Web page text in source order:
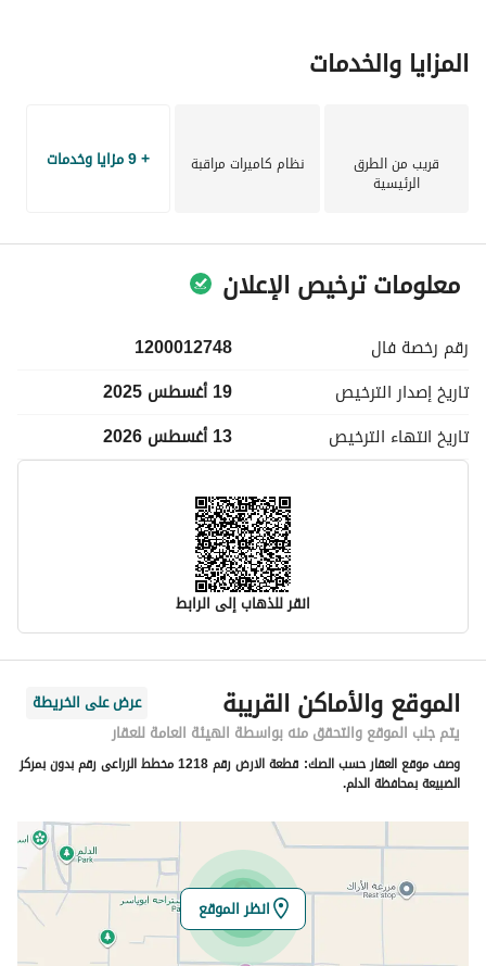
الزراعة أو تربية المواشي
المزايا والخدمات
قريب من الطرق
الرئيسية
نظام كاميرات مراقبة + 9 مزايا وخدمات
معلومات ترخيص الإعلان
رقم رخصة فال
1200012748
تاريخ إصدار الترخيص
19 أغسطس 2025
تاريخ انتهاء الترخيص 13 أغسطس 2026
انقر للذهاب إلى الرابط
معلومات مسؤول الإعلان
اسم المسؤول
-
رقم المسؤول
-
الموقع
المنطقة
منطقة الرياض
الحزم والبطينه
الموقع والأماكن القريبة
عرض على الخريطة
يتم جلب الموقع والتحقق منه بواسطة الهيئة العامة للعقار
وصف موقع العقار حسب الصك:
قطعة الارض رقم 1218 مخطط الزراعى رقم بدون بمركز
الضبيعة بمحافظة الدلم.
انظر الموقع